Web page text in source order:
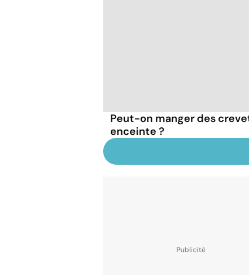
Peut-on manger des
enceinte ?